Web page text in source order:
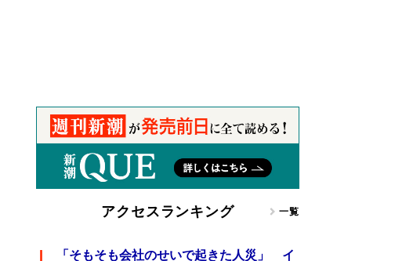
アクセスランキング 一覧
「そもそも会社のせいで起きた人災」 イ